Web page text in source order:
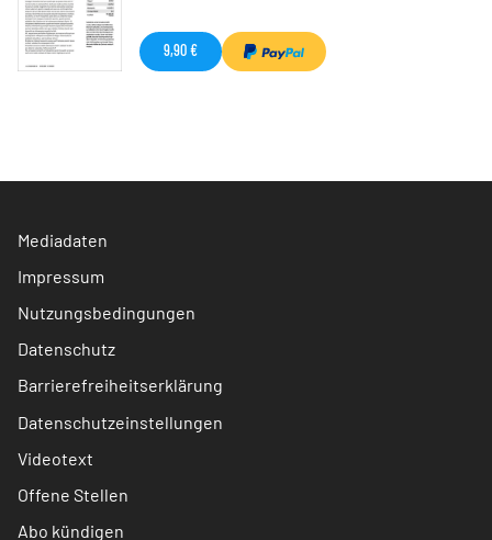
9,90 €
Mediadaten
Impressum
Nutzungsbedingungen
Datenschutz
Barrierefreiheitserklärung
Datenschutzeinstellungen
Videotext
Offene Stellen
Abo kündigen